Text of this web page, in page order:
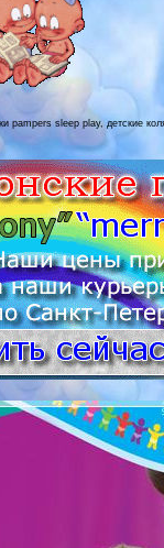
pampers sleep play, детские